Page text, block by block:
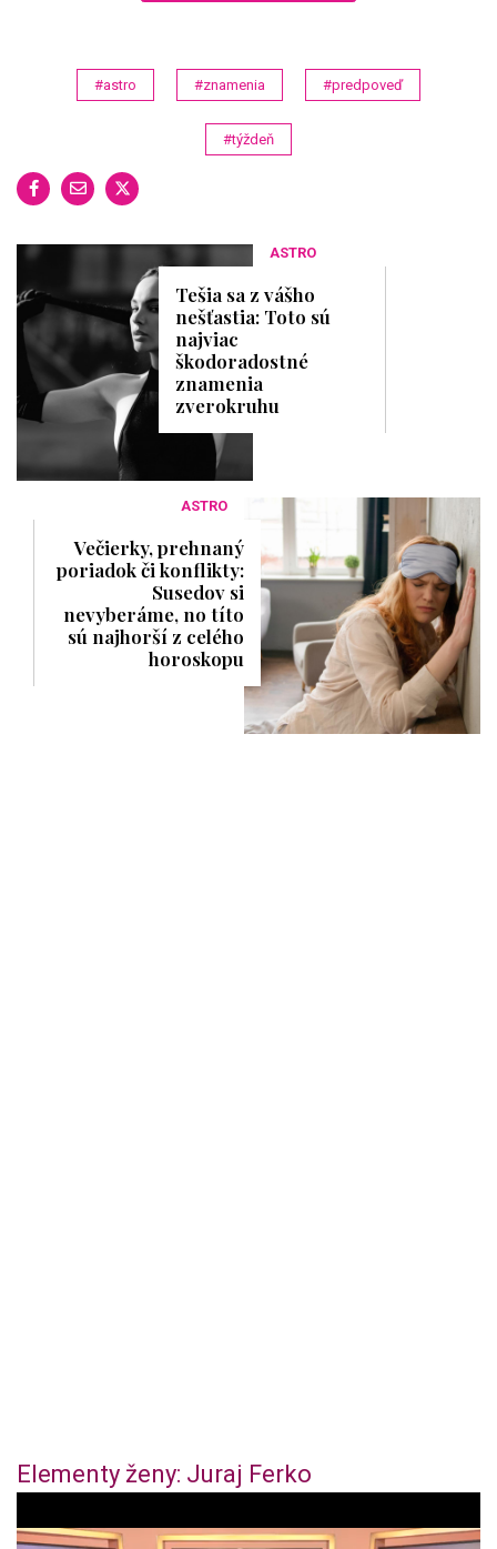
#astro #znamenia #predpoveď
#týždeň
ASTRO
Tešia sa z vášho
nešťastia: Toto sú
najviac
škodoradostné
znamenia
zverokruhu
ASTRO
Večierky, prehnaný
poriadok či konflikty:
Susedov si
nevyberáme, no títo
sú najhorší z celého
horoskopu
Elementy ženy: Juraj Ferko
f